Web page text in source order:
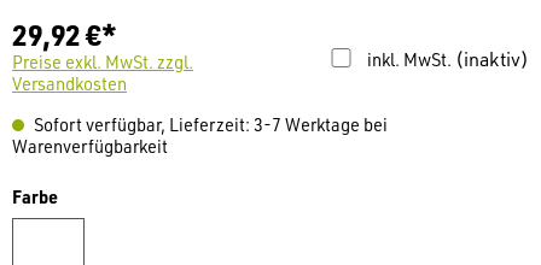
29,92 €*
inkl. MwSt. (inaktiv)
Preise exkl. MwSt. zzgl.
Versandkosten
Sofort verfügbar, Lieferzeit: 3-7 Werktage bei
Warenverfügbarkeit
Farbeauswählen